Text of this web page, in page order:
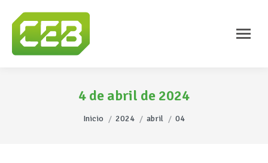
4 de abril de 2024
Estás aquí:
Inicio 2024 abril 04